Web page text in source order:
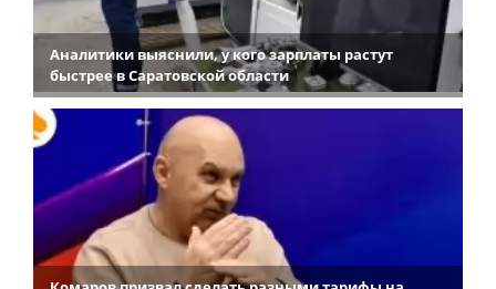
Аналитики выяснили, у кого зарплаты растут
быстрее в Саратовской области